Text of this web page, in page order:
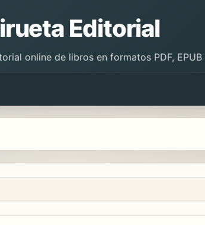
Editorial
online de libros en formatos PDF, EPUB